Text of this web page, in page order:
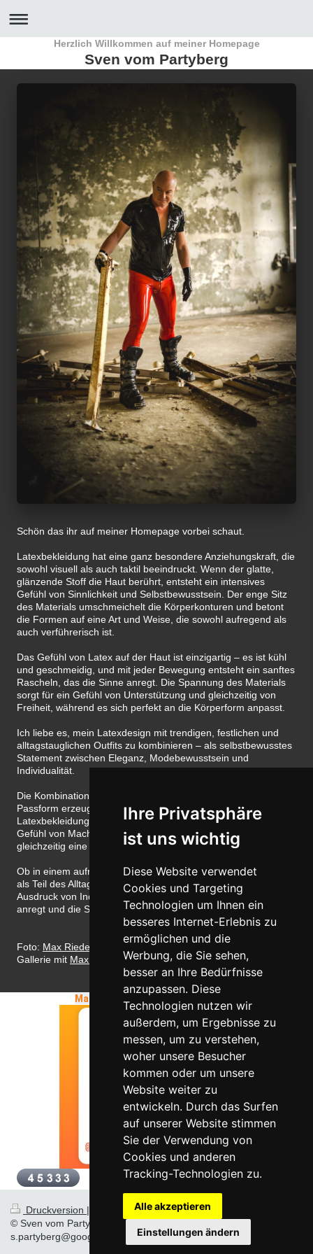
Ihre Privatsphäre
ist uns wichtig
Diese Website verwendet
Cookies und Targeting
Technologien um Ihnen ein
besseres Internet-Erlebnis zu
ermöglichen und die
Werbung, die Sie sehen,
besser an Ihre Bedürfnisse
anzupassen. Diese
Technologien nutzen wir
außerdem, um Ergebnisse zu
messen, um zu verstehen,
woher unsere Besucher
kommen oder um unsere
Website weiter zu
entwickeln. Durch das Surfen
auf unserer Website stimmen
Sie der Verwendung von
Cookies und anderen
Tracking-Technologien zu.
Alle akzeptieren
Einstellungen ändern
Herzlich Willkommen auf meiner Homepage
Sven vom Partyberg
Schön das ihr auf meiner Homepage vorbei schaut.
Latexbekleidung hat eine ganz besondere Anziehungskraft, die
sowohl visuell als auch taktil beeindruckt. Wenn der glatte,
glänzende Stoff die Haut berührt, entsteht ein intensives
Gefühl von Sinnlichkeit und Selbstbewusstsein. Der enge Sitz
des Materials umschmeichelt die Körperkonturen und betont
die Formen auf eine Art und Weise, die sowohl aufregend als
auch verführerisch ist.
Das Gefühl von Latex auf der Haut ist einzigartig – es ist kühl
und geschmeidig, und mit jeder Bewegung entsteht ein sanftes
Rascheln, das die Sinne anregt. Die Spannung des Materials
sorgt für ein Gefühl von Unterstützung und gleichzeitig von
Freiheit, während es sich perfekt an die Körperform anpasst.
Ich liebe es, mein Latexdesign mit trendigen, festlichen und
alltagstauglichen Outfits zu kombinieren – als selbstbewusstes
Statement zwischen Eleganz, Modebewusstsein und
Individualität.
Die Kombination aus dem glänzenden Finish und der engen
Passform erzeugt eine Aura von Geheimnis und Verführung.
Latexbekleidung kann das Selbstbewusstsein steigern und ein
Gefühl von Macht und Kontrolle vermitteln, während sie
gleichzeitig eine spielerische und erotische Note hinzufügt.
Ob in einem aufregenden Outfit für eine besondere Nacht oder
als Teil des Alltags – Latex ist mehr als nur Kleidung; es ist ein
Ausdruck von Individualität und Sinnlichkeit, das die Fantasie
anregt und die Sinne berauscht.
Foto: Max Riedel
Gallerie mit Max Riedel
Mail: s.partyberg@googlemail.com
Druckversion |
© Sven vom Partyberg
s.partyberg@googlemail.com